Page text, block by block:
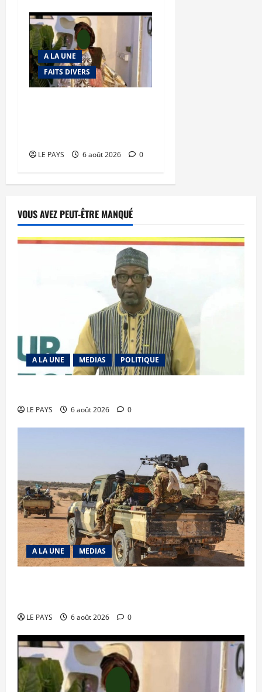
A LA UNE
FAITS DIVERS
LE PAYS 6 août 2026 0
VOUS AVEZ PEUT-ÊTRE MANQUÉ
A LA UNE MEDIAS POLITIQUE
LE PAYS 6 août 2026 0
A LA UNE MEDIAS
LE PAYS 6 août 2026 0